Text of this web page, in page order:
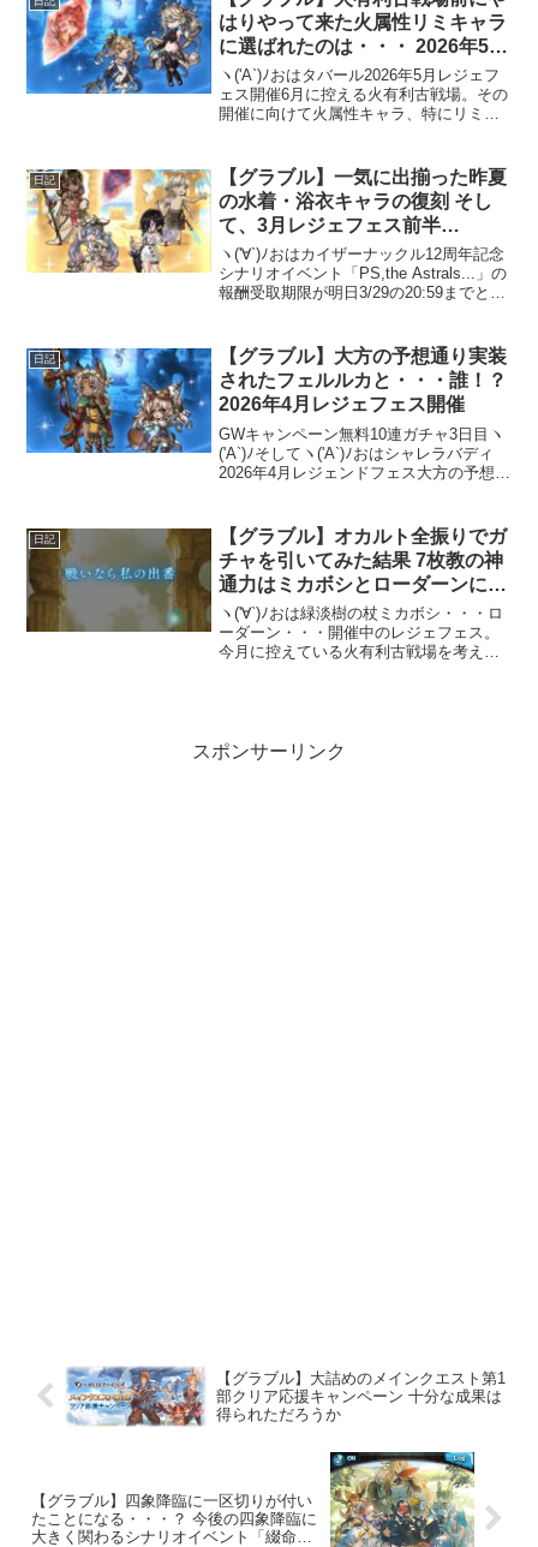
はりやって来た火属性リミキャラ
に選ばれたのは・・・ 2026年5月
レジェフェス開催
ヽ('A`)ﾉおはタバール2026年5月レジェフ
ェス開催6月に控える火有利古戦場。その
開催に向けて火属性キャラ、特にリミキ
と6月のガチャスケジュールが非常に厳し
いもの...
日記
【グラブル】一気に出揃った昨夏
の水着・浴衣キャラの復刻 そし
て、3月レジェフェス前半
へ・・・
ヽ('∀`)ﾉおはカイザーナックル12周年記念
シナリオイベント「PS,the Astrals...」の
報酬受取期限が明日3/29の20:59までとな
サマーバージョンキャ...
日記
【グラブル】大方の予想通り実装
されたフェルルカと・・・誰！？
2026年4月レジェフェス開催
GWキャンペーン無料10連ガチャ3日目ヽ
('A`)ﾉそしてヽ('A`)ﾉおはシャレラバディ
2026年4月レジェンドフェス大方の予想通
だましたであろう誰の大合唱＼...
日記
【グラブル】オカルト全振りでガ
チャを引いてみた結果 7枚教の神
通力はミカボシとローダーンに届
くのだろうか
ヽ('∀`)ﾉおは緑淡樹の杖ミカボシ・・・ロ
ーダーン・・・開催中のレジェフェス。
今月に控えている火有利古戦場を考える
スポンサーリンク
【グラブル】大詰めのメインクエスト第1
部クリア応援キャンペーン 十分な成果は
得られただろうか
【グラブル】四象降臨に一区切りが付い
たことになる・・・？ 今後の四象降臨に
大きく関わるシナリオイベント「綴命